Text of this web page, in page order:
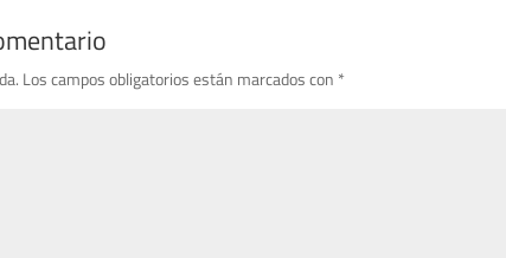
Los campos obligatorios están marcados con *